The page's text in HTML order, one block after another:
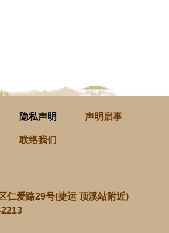
隐私声明 声明启事
联络我们
仁爱路29号(捷运 顶溪站附近)